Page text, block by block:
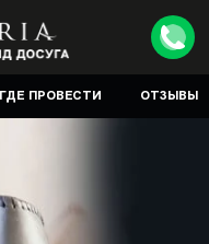
ГДЕ ПРОВЕСТИ ОТЗЫВЫ